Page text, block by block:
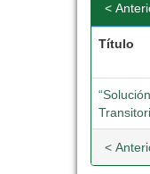
<
Título
<